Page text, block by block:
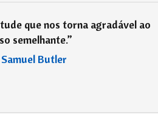
que nos torna agradável ao
semelhante.”
Samuel Butler